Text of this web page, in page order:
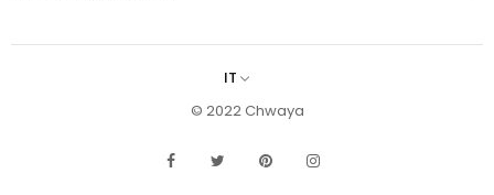
IT
© 2022 Chwaya